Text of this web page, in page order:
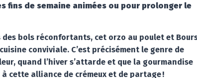
fins de semaine animées ou pour prolonger le
bols réconfortants, cet orzo au poulet et
conviviale. C’est précisément le genre de
quand l’hiver s’attarde et que la gourmandise
cette alliance de crémeux et de partage !